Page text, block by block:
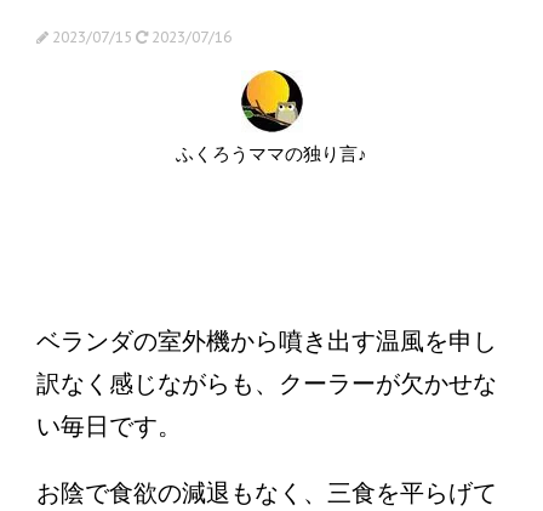
2023/07/15 2023/07/16
ふくろうママの独り言♪
ベランダの室外機から噴き出す温風を申し
訳なく感じながらも、クーラーが欠かせな
い毎日です。
お陰で食欲の減退もなく、三食を平らげて